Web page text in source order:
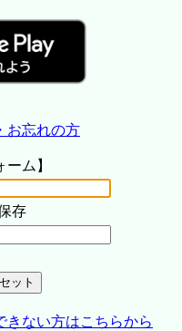
お忘れの方
ーム】
存
きない方はこちらから